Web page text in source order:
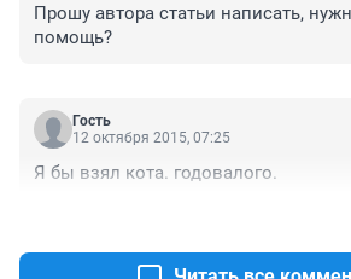
Прошу автора статьи написать,
помощь?
Гость
12 октября 2015, 07:25
Я бы взял кота. годовалого.